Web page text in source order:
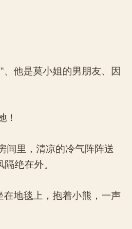
他是莫小姐的男朋友、因
里，清凉的冷气阵阵送
绝在外。
地毯上，抱着小熊，一声